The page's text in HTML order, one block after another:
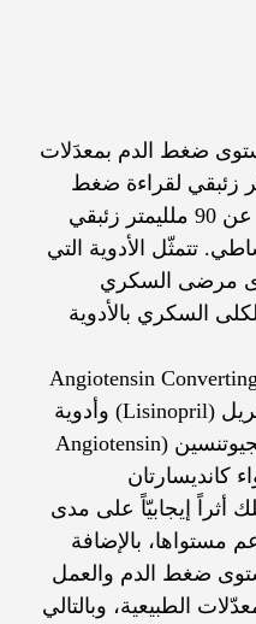
ضغط الدم بمعدَلات
140 ملليمتر زئبقي لقراءة ضغط
الدم الانقباضي، ولا تقلّ عن 90 ملليمتر زئبقي
تتمثّل الأدوية التي
مرضى السكري
السكري بالأدوية
Angiotensin
(
Lisinopril) وأدوية
(
Angiotensin
كانديسارتان
أثراً إيجابيّاً على مدى
مستواها، بالإضافة
ضغط الدم والعمل
الطبيعية، وبالتالي